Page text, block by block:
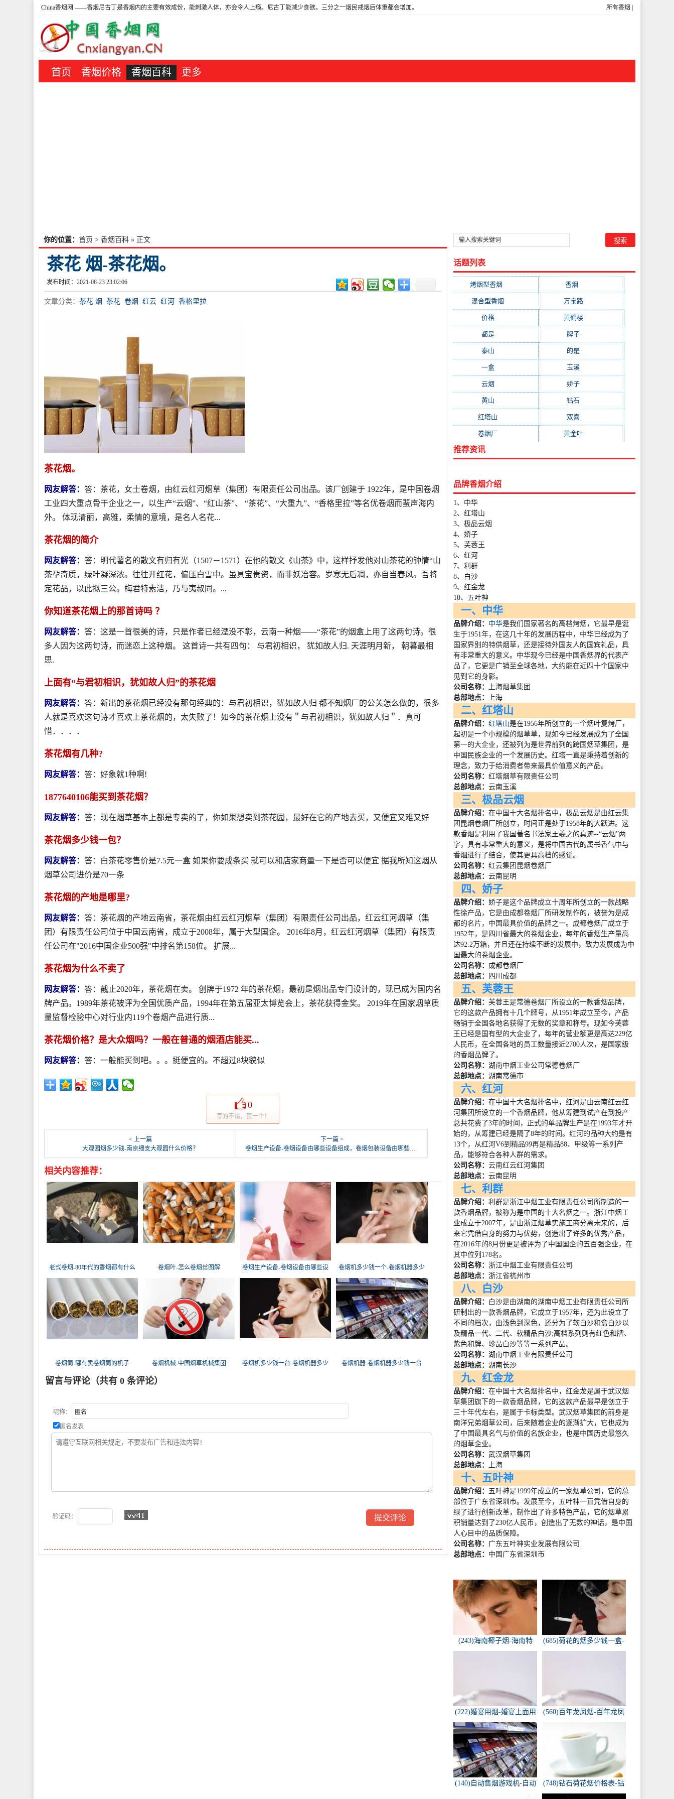
所有香烟
China香烟网 ——香烟尼古丁是香烟内的主要有效成份，能刺激人体，亦会令人上瘾。尼古丁能减少食欲。三分之一烟民戒烟后体重都会增加。
首页 香烟价格 香烟百科 更多
你的位置： 首页 > 香烟百科 » 正文
茶花 烟-茶花烟。
发布时间：2021-08-23 23:02:06
文章分类： 茶花 烟 茶花 卷烟 红云 红河 香格里拉
茶花烟。
网友解答： 答：茶花，女士卷烟，由红云红河烟草（集团）有限责任公司出品。该厂创建于 1922年，是中国卷烟
工业四大重点骨干企业之一，以生产“云烟”、“红山茶”、 “茶花”、“大重九”、“香格里拉”等名优卷烟而蜚声海内
外。 体现清丽，高雅，柔情的意境，是名人名花...
茶花烟的简介
网友解答： 答：明代著名的散文有归有光（1507－1571）在他的散文《山茶》中，这样抒发他对山茶花的钟情“山
茶孕奇质，绿叶凝深浓。往往开红花，偏压白雪中。虽具宝贵资，而非妖冶容。岁寒无后凋，亦自当春风。吾将
定花品，以此拟三公。梅君特素洁，乃与夷叔同。...
你知道茶花烟上的那首诗吗 ？
网友解答： 答：这是一首很美的诗，只是作者已经湮没不彰，云南一种烟——“茶花”的烟盒上用了这两句诗。很
多人因为这两句诗，而迷恋上这种烟。 这首诗一共有四句： 与君初相识， 犹如故人归. 天涯明月新， 朝暮最相
思.
上面有“与君初相识，犹如故人归”的茶花烟
网友解答： 答：新出的茶花烟已经没有那句经典的：与君初相识，犹如故人归 都不知烟厂的公关怎么做的，很多
人就是喜欢这句诗才喜欢上茶花烟的，太失败了！如今的茶花烟上没有＂与君初相识，犹如故人归＂．真可
惜．．．．
茶花烟有几种?
网友解答： 答：好象就1种啊!
1877640106能买到茶花烟？
网友解答： 答：现在烟草基本上都是专卖的了，你如果想卖到茶花园，最好在它的产地去买，又便宜又难又好
茶花烟多少钱一包？
网友解答： 答：白茶花零售价是7.5元一盒 如果你要成条买 就可以和店家商量一下是否可以便宜 据我所知这烟从
烟草公司进价是70一条
茶花烟的产地是哪里?
网友解答： 答：茶花烟的产地云南省，茶花烟由红云红河烟草（集团）有限责任公司出品，红云红河烟草（集
团）有限责任公司位于中国云南省，成立于2008年，属于大型国企。 2016年8月，红云红河烟草（集团）有限责
任公司在"2016中国企业500强"中排名第158位。 扩展...
茶花烟为什么不卖了
网友解答： 答：截止2020年，茶花烟在卖。 创牌于1972 年的茶花烟，最初是烟出品专门设计的，现已成为国内名
牌产品。1989年茶花被评为全国优质产品，1994年在第五届亚太博览会上，茶花获得金奖。 2019年在国家烟草质
量监督检验中心对行业内119个卷烟产品进行质...
茶花烟价格？是大众烟吗？一般在普通的烟酒店能买...
网友解答： 答：一般能买到吧。。。挺便宜的。不超过8块貌似
0
写的不错，赞一个！
< 上一篇
大观园烟多少钱-南京细支大观园什么价格？
下一篇 >
卷烟生产设备-卷烟设备由哪些设备组成，卷烟包装设备由哪些设备...
相关内容推荐：
老式卷烟-80年代的香烟都有什么
名
卷烟叶-怎么卷烟丝图解
卷烟生产设备-卷烟设备由哪些设
卷烟机多少钱一个-卷烟机器多少
钱
卷烟筒-哪有卖卷烟筒的机子 卷烟机械-中国烟草机械集团
卷烟机多少钱一台-卷烟机器多少
卷烟机器-卷烟机器多少钱一台
留言与评论（共有 0 条评论）
昵称：
匿名发表
验证码：
话题列表
烤烟型香烟 香烟
混合型香烟 万宝路(331)
价格(319) 黄鹤楼(315)
都是(272) 牌子
泰山 的是
一盒(176) 玉溪
云烟 娇子
黄山 钻石
红塔山 双喜
卷烟厂 黄金叶(151)
推荐资讯
品牌香烟介绍
1、中华
2、红塔山
3、极品云烟
4、娇子
5、芙蓉王
6、红河
7、利群
8、白沙
9、红金龙
10、五叶神
一、中华
品牌介绍： 中华是我们国家著名的高档烤烟，它最早是诞
生于1951年，在这几十年的发展历程中，中华已经成为了
国家界别的特供烟草，还是接待外国友人的国宾礼品，具
有非常重大的意义。中华现今已经是中国香烟界的代表产
品了，它更是广销至全球各地，大约能在近四十个国家中
见到它的身影。
公司名称：
上海烟草集团
总部地点：
上海
二、红塔山
品牌介绍：红塔山是在1956年所创立的一个烟叶复烤厂，
起初是一个小规模的烟草草，现如今已经发展成为了全国
第一的大企业，还被列为是世界前列的跨国烟草集团，是
中国民族企业的一个发展历史。红塔一直是秉持着创新的
理念，致力于给消费者带来最具价值意义的产品。
公司名称：红塔烟草有限责任公司
总部地点：云南玉溪
三、极品云烟
品牌介绍：在中国十大名烟排名中，极品云烟是由红云集
团昆烟卷烟厂所创立，时间正是处于1958年的大跃进。这
款香烟是利用了我国著名书法家王羲之的真迹--“云烟”两
字，具有非常重大的意义，是将中国古代的属书香气中与
香烟进行了结合，使其更具高档的感觉。
公司名称：红云集团昆烟卷烟厂
总部地点：云南昆明
四、娇子
品牌介绍：娇子是这个品牌成立十周年所创立的一款战略
性徐产品，它是由成都卷烟厂所研发制作的，被誉为是成
都的名片，中国最具价值的品牌之一。成都卷烟厂成立于
1952年，是四川省最大的卷烟企业，每年的香烟生产量高
达92.2万箱，并且还在持续不断的发展中，致力发展成为中
国最大的卷烟企业。
公司名称： 成都卷烟厂
总部地点：
四川成都
五、芙蓉王
品牌介绍：芙蓉王是常德卷烟厂所设立的一款香烟品牌，
它的这款产品拥有十几个牌号，从1951年成立至今，产品
畅销于全国各地名获得了无数的奖章和称号。现如今芙蓉
王已经是国有型的大企业了，每年的营业额更是高达229亿
人民币，在全国各地的员工数量接近2700人次，是国家级
的香烟品牌了。
公司名称：湖南中烟工业公司常德卷烟厂
总部地点：湖南常德市
六、红河
品牌介绍：在中国十大名烟排名中，红河是由云南红云红
河集团所设立的一个香烟品牌，他从筹建到试产在到投产
总共花费了3年的时间，正式的单品牌生产是在1993年才开
始的，从筹建已经是隔了8年的时间。红河的品种大约是有
13个，从红河V6到精品99再是精品88、甲级等一系列产
品，能够符合各种人群的需求。
公司名称：云南红云红河集团
总部地点：云南昆明
七、利群
品牌介绍：利群是浙江中烟工业有限责任公司所制造的一
款香烟品牌，被称为是中国的十大名烟之一。浙江中烟工
业成立于2007年，是由浙江烟草实施工商分离未来的，后
来它凭借自身的努力与优势，创造出了许多的优秀产品，
在2016年的8月份更是被评为了中国国企的五百强企业，在
其中位列 178名。
公司名称：浙江中烟工业有限责任公司
总部地点：浙江省杭州市
八、白沙
品牌介绍：
白沙是由湖南的湖南中烟工业有限责任公司所
研制出的一款香烟品牌，它成立于1957年，还为此设立了
不同的档次，由浅色到深色，还分为了软白沙和盒白沙以
及精品一代、二代、软精品白沙;高档系列则有红色和牌、
紫色和牌、珍品白沙等等一系列产品。
公司名称：湖南中烟工业有限责任公司
总部地点：湖南长沙
九、红金龙
品牌介绍：在中国十大名烟排名中，红金龙是属于武汉烟
草集团旗下的一款香烟品牌，它的这款产品最早是创立于
三十年代左右，是属于卡标类型。武汉烟草集团的前身是
南洋兄弟烟草公司，后来随着企业的逐渐扩大，它也成为
了中国最具名气与价值的名族企业，也是中国历史最悠久
的烟草企业。
公司名称：武汉烟草集团
总部地点：
上海
十、五叶神
品牌介绍： 五叶神是1999年成立的一家烟草公司，它的总
部位于广东省深圳市。发展至今，五叶神一直凭借自身的
绿了进行创新改革，制作出了许多特色产品，它的烟草累
积销量达到了230亿人民币，创造出了无数的神话，是中国
人心目中的品质保障。
公司名称： 广东五叶神实业发展有限公司
总部地点： 中国广东省深圳市
(243)海南椰子烟-海南特
产，椰子香烟，槟榔香
(685)荷花的烟多少钱一盒-
荷花烟多少钱一盒
(222)婚宴用烟-婚宴上面用
的烟是怎样的
(560)百年龙凤烟-百年龙凤
(140)自动售烟游戏机-自动
(748)钻石荷花烟价格表-钻
石荷花烟多少钱一包